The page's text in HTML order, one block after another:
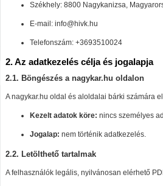
Székhely: 8800 Nagykanizsa,
E-mail: info@hivk.hu
Telefonszám: +3693510024
2. Az adatkezelés célja és jogalapja
2.1. Böngészés a nagykar.hu oldalon
A nagykar.hu oldal és aloldalai bárki számára
Kezelt adatok köre: nincs személyes
Jogalap: nem történik adatkezelés.
2.2. Letölthető tartalmak
A felhasználók legális, nyilvánosan elérhető